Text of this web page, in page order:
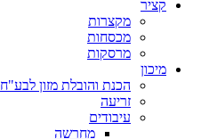
קציר
מקצרות
מכסחות
מרסקות
מיכון
הכנת והובלת מזון לבע"ח
זריעה
עיבודים
מחרשה